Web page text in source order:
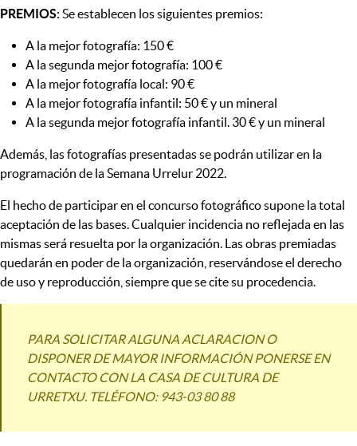
PREMIOS: Se establecen los siguientes premios:
A la mejor fotografía: 150 €
A la segunda mejor fotografía: 100 €
A la mejor fotografía local: 90 €
A la mejor fotografía infantil: 50 € y un mineral
A la segunda mejor fotografía infantil. 30 € y un mineral
Además, las fotografías presentadas se podrán utilizar en la
programación de la Semana Urrelur 2022.
El hecho de participar en el concurso fotográfico supone la total
aceptación de las bases. Cualquier incidencia no reflejada en las
mismas será resuelta por la organización. Las obras premiadas
quedarán en poder de la organización, reservándose el derecho
de uso y reproducción, siempre que se cite su procedencia.
PARA SOLICITAR ALGUNA ACLARACION O
DISPONER DE MAYOR INFORMACIÓN PONERSE EN
CONTACTO CON LA CASA DE CULTURA DE
URRETXU. TELÉFONO: 943-03 80 88